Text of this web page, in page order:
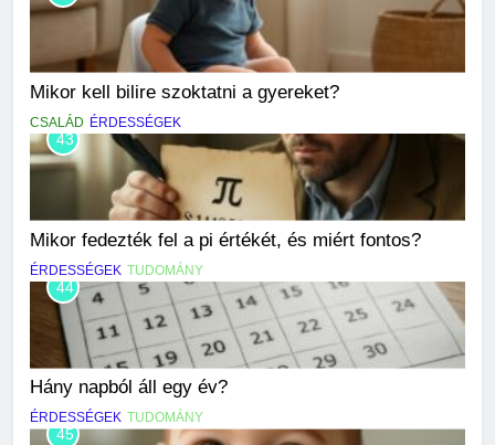
Mikor kell bilire szoktatni a gyereket?
CSALÁD ÉRDESSÉGEK
43
Mikor fedezték fel a pi értékét, és miért fontos?
ÉRDESSÉGEK TUDOMÁNY
44
Hány napból áll egy év?
ÉRDESSÉGEK TUDOMÁNY
45